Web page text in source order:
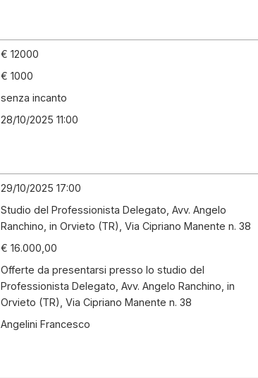
€ 12000
€ 1000
senza incanto
28/10/2025 11:00
29/10/2025 17:00
Studio del Professionista Delegato, Avv. Angelo
Ranchino, in Orvieto (TR), Via Cipriano Manente n. 38
€ 16.000,00
Offerte da presentarsi presso lo studio del
Professionista Delegato, Avv. Angelo Ranchino, in
Orvieto (TR), Via Cipriano Manente n. 38
Angelini Francesco